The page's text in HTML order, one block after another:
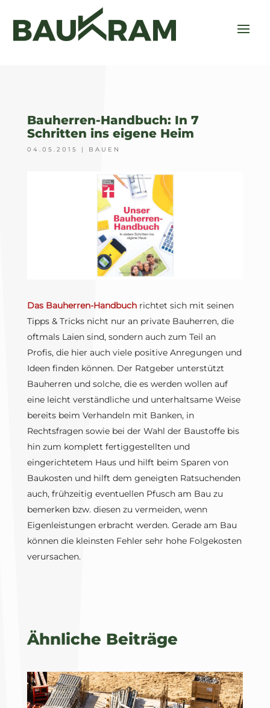
Bauherren-Handbuch: In 7
Schritten ins eigene Heim
04.05.2015 | BAUEN
Das Bauherren-Handbuchrichtet sich mit seinen
Tipps & Tricks nicht nur an private Bauherren, die
oftmals Laien sind, sondern auch zum Teil an
Profis, die hier auch viele positive Anregungen und
Ideen finden können. Der Ratgeber unterstützt
Bauherren und solche, die es werden wollen auf
eine leicht verständliche und unterhaltsame Weise
bereits beim Verhandeln mit Banken, in
Rechtsfragen sowie bei der Wahl der Baustoffe bis
hin zum komplett fertiggestellten und
eingerichtetem Haus und hilft beim Sparen von
Baukosten und hilft dem geneigten Ratsuchenden
auch, frühzeitig eventuellen Pfusch am Bau zu
bemerken bzw. diesen zu vermeiden, wenn
Eigenleistungen erbracht werden. Gerade am Bau
können die kleinsten Fehler sehr hohe Folgekosten
verursachen.
Ähnliche Beiträge